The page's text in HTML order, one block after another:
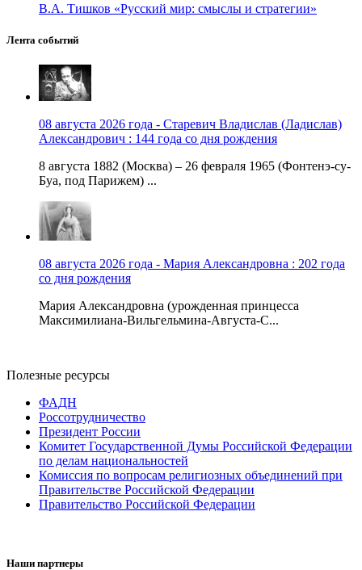
В.А. Тишков «Русский мир: смыслы и стратегии»
Лента событий
08 августа 2026 года - Старевич Владислав (Ладислав)
Александрович : 144 года со дня рождения
8 августа 1882 (Москва) – 26 февраля 1965 (Фонтенэ-су-
Буа, под Парижем) ...
08 августа 2026 года - Мария Александровна : 202 года
со дня рождения
Мария Александровна (урожденная принцесса
Максимилиана-Вильгельмина-Августа-С...
Полезные ресурсы
ФАДН
Россотрудничество
Президент России
Комитет Государственной Думы Российской Федерации
по делам национальностей
Комиссия по вопросам религиозных объединений при
Правительстве Российской Федерации
Правительство Российской Федерации
Наши партнеры